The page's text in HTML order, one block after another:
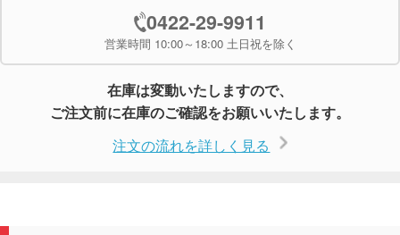
0422-29-9911
営業時間 10:00～18:00 土日祝を除く
在庫は変動いたしますので、
ご注文前に在庫のご確認をお願いいたします。
注文の流れを詳しく見る